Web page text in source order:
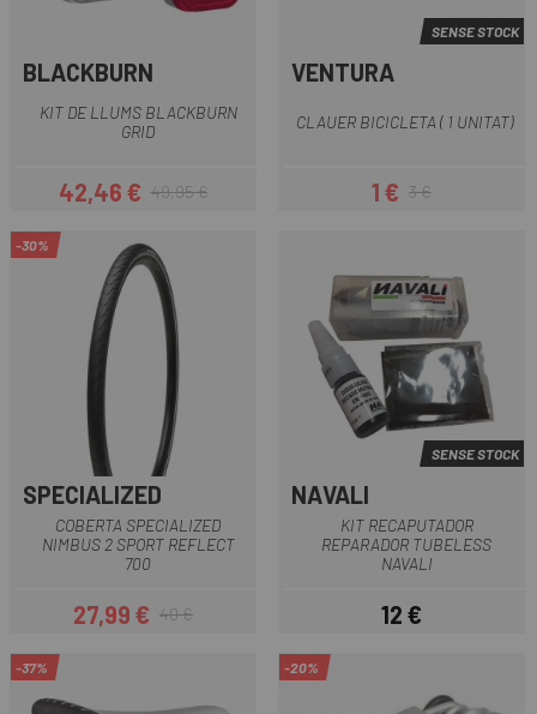
BLACKBURN
KIT DE LLUMS BLACKBURN
GRID
Preu
42,46 €Preu regular
49,95 €
SENSE STOCK
VENTURA
CLAUER BICICLETA ( 1 UNITAT)
Preu
1 € Preu regular
3 €
-30%
SPECIALIZED
COBERTA SPECIALIZED
NIMBUS 2 SPORT REFLECT
700
Preu
27,99 €Preu regular
40 €
SENSE STOCK
NAVALI
KIT RECAPUTADOR
REPARADOR TUBELESS
NAVALI
Preu
12 €
-37% -20%